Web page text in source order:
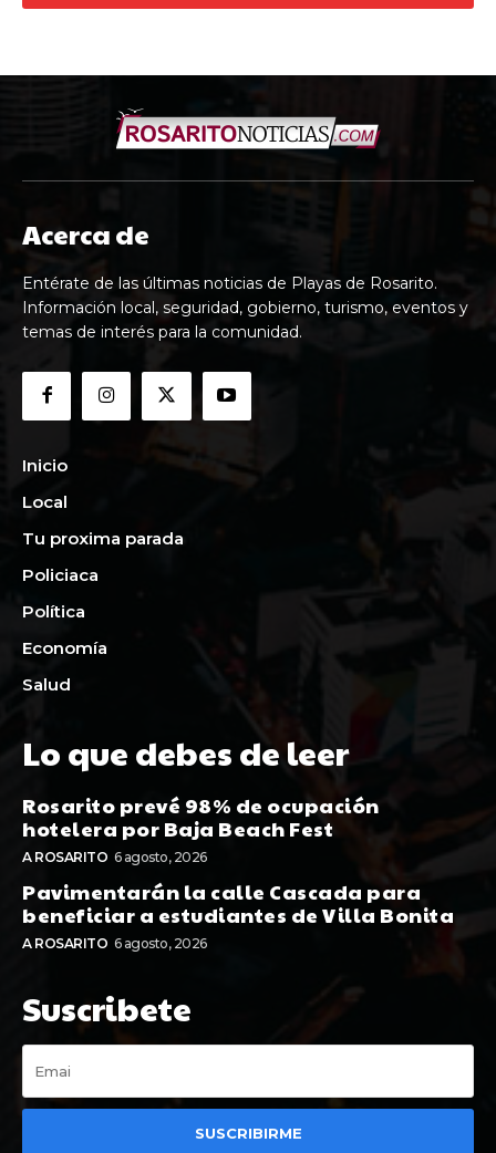
Acerca de
Entérate de las últimas noticias de Playas de Rosarito.
Información local, seguridad, gobierno, turismo, eventos y
temas de interés para la comunidad.
Inicio
Local
Tu proxima parada
Policiaca
Política
Economía
Salud
Lo que debes de leer
Rosarito prevé 98% de ocupación
hotelera por Baja Beach Fest
A ROSARITO 6 agosto, 2026
Pavimentarán la calle Cascada para
beneficiar a estudiantes de Villa Bonita
A ROSARITO 6 agosto, 2026
Suscribete
SUSCRIBIRME